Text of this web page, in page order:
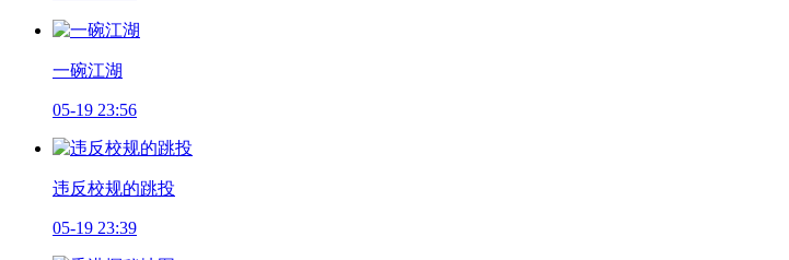
一碗江湖
05-19 23:56
违反校规的跳投
05-19 23:39